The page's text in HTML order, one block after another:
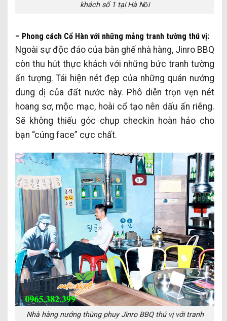
khách số 1 tại Hà Nội
– Phong cách Cổ Hàn với những mảng tranh tường thú vị:
Ngoài sự độc đáo của bàn ghế nhà hàng, Jinro BBQ
còn thu hút thực khách với những bức tranh tường
ấn tượng. Tái hiện nét đẹp của những quán nướng
dung dị của đất nước này. Phô diễn trọn vẹn nét
hoang sơ, mộc mạc, hoài cổ tạo nên dấu ấn riêng.
Sẽ không thiếu góc chụp checkin hoàn hảo cho
bạn “cúng face” cực chất.
Nhà hàng nướng thùng phuy Jinro BBQ thú vị với tranh